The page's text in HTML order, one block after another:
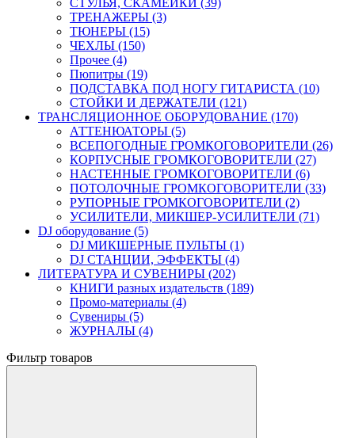
ТРЕНАЖЕРЫ (3)
ТЮНЕРЫ (15)
ЧЕХЛЫ (150)
Прочее (4)
Пюпитры (19)
ПОДСТАВКА ПОД НОГУ ГИТАРИСТА (10)
СТОЙКИ И ДЕРЖАТЕЛИ (121)
ТРАНСЛЯЦИОННОЕ ОБОРУДОВАНИЕ (170)
АТТЕНЮАТОРЫ (5)
ВСЕПОГОДНЫЕ ГРОМКОГОВОРИТЕЛИ (26)
КОРПУСНЫЕ ГРОМКОГОВОРИТЕЛИ (27)
НАСТЕННЫЕ ГРОМКОГОВОРИТЕЛИ (6)
ПОТОЛОЧНЫЕ ГРОМКОГОВОРИТЕЛИ (33)
РУПОРНЫЕ ГРОМКОГОВОРИТЕЛИ (2)
УСИЛИТЕЛИ, МИКШЕР-УСИЛИТЕЛИ (71)
DJ оборудование (5)
DJ МИКШЕРНЫЕ ПУЛЬТЫ (1)
DJ СТАНЦИИ, ЭФФЕКТЫ (4)
ЛИТЕРАТУРА И СУВЕНИРЫ (202)
КНИГИ разных издательств (189)
Промо-материалы (4)
Сувениры (5)
ЖУРНАЛЫ (4)
Фильтр товаров